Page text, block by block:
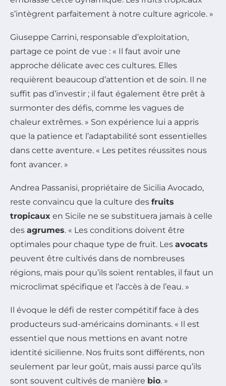
s’intègrent parfaitement à notre culture agricole. »
Giuseppe Carrini, responsable d’exploitation,
partage ce point de vue : « Il faut avoir une
approche délicate avec ces cultures. Elles
requièrent beaucoup d’attention et de soin. Il ne
suffit pas d’investir ; il faut également être prêt à
surmonter des défis, comme les vagues de
chaleur extrêmes. » Son expérience lui a appris
que la patience et l’adaptabilité sont essentielles
dans cette aventure. « Les petites réussites nous
font avancer. »
Andrea Passanisi, propriétaire de Sicilia Avocado,
reste convaincu que la culture des fruits
tropicaux en Sicile ne se substituera jamais à celle
des agrumes. « Les conditions doivent être
optimales pour chaque type de fruit. Les avocats
peuvent être cultivés dans de nombreuses
régions, mais pour qu’ils soient rentables, il faut un
microclimat spécifique et l’accès à de l’eau. »
Il évoque le défi de rester compétitif face à des
producteurs sud-américains dominants. « Il est
essentiel que nous mettions en avant notre
identité sicilienne. Nos fruits sont différents, non
seulement par leur goût, mais aussi parce qu’ils
sont souvent cultivés de manière bio. »